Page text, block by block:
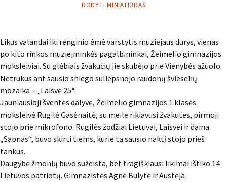
RODYTI MINIATIŪRAS
Likus valandai iki renginio ėmė varstytis muziejaus durys, vienas
po kito rinkos muziejininkės pagalbininkai, Žeimelio gimnazijos
moksleiviai. Su glėbiais žvakučių jie skubėjo prie Vienybės ąžuolo.
Netrukus ant sausio sniego suliepsnojo raudonų švieselių
mozaika – „Laisvė 25“.
Jauniausioji šventės dalyvė, Žeimelio gimnazijos 1 klasės
moksleivė Rugilė Gasėnaitė, su meile rikiavusi žvakutes, pirmoji
stojo prie mikrofono. Rugilės žodžiai Lietuvai, Laisvei ir daina
„Sapnas“, buvo skirti tiems, kurie tą sausio naktį stojo prieš
tankus.
Daugybė žmonių buvo sužeista, bet tragiškiausi likimai ištiko 14
Lietuvos patriotų. Gimnazistės Agnė Bulytė ir Austėja